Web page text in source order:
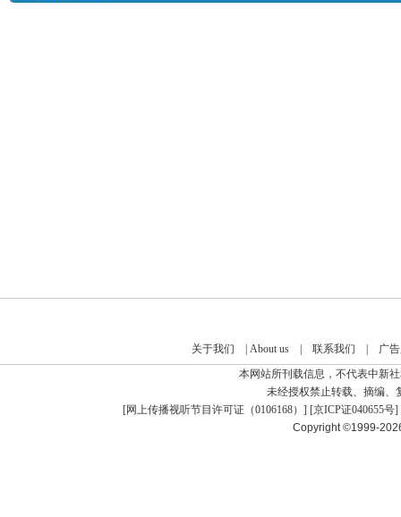
关于我们 About us| 联系我们
广
本网站所刊载信息，不代表中新
未经授权禁止转载、摘编、
[网上传播视听节目许可证（0106168） ] [京ICP证040655号]
Copyright ©1999-